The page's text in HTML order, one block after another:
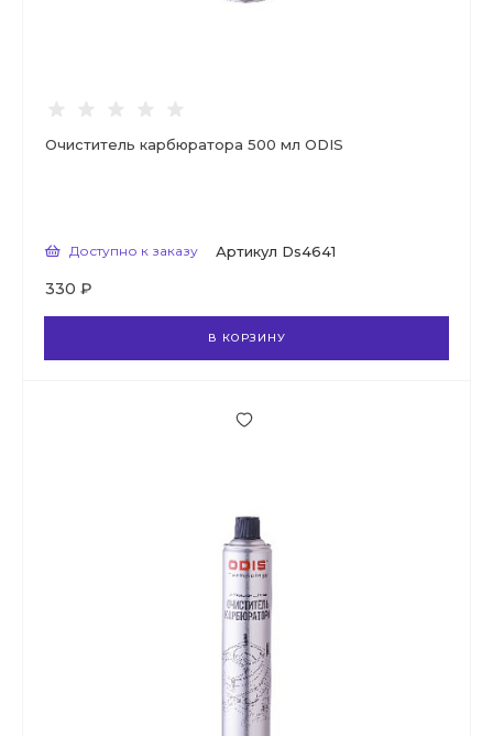
Очиститель карбюратора 500 мл ODIS
Доступно к заказу Артикул Ds4641
330 ₽
В КОРЗИНУ